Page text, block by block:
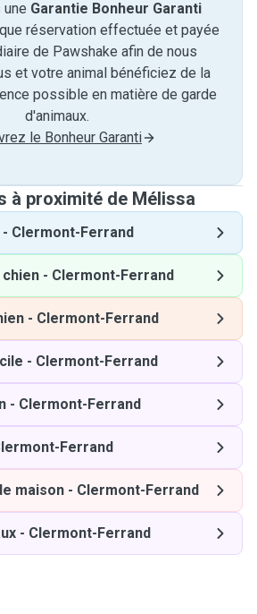
une Garantie Bonheur Garanti
réservation effectuée et payée
de Pawshake afin de nous
et votre animal bénéficiez de la
possible en matière de garde
d'animaux.
le Bonheur Garanti
à proximité de Mélissa
- Clermont-Ferrand
- Clermont-Ferrand
- Clermont-Ferrand
- Clermont-Ferrand
- Clermont-Ferrand
Ferrand
maison - Clermont-Ferrand
- Clermont-Ferrand